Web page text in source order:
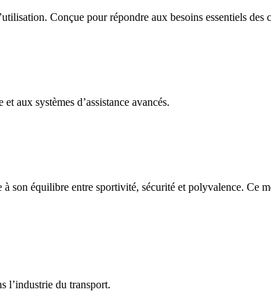
Conçue pour répondre aux besoins essentiels des
aux systèmes d’assistance avancés.
son équilibre entre sportivité, sécurité et polyvalence. Ce
l’industrie du transport.